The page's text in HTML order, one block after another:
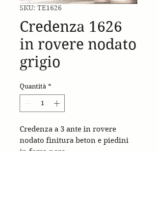
SKU: TE1626
Credenza 1626
in rovere nodato
grigio
Quantità *
Credenza a 3 ante in rovere
nodato finitura beton e piedini
in ferro nero.